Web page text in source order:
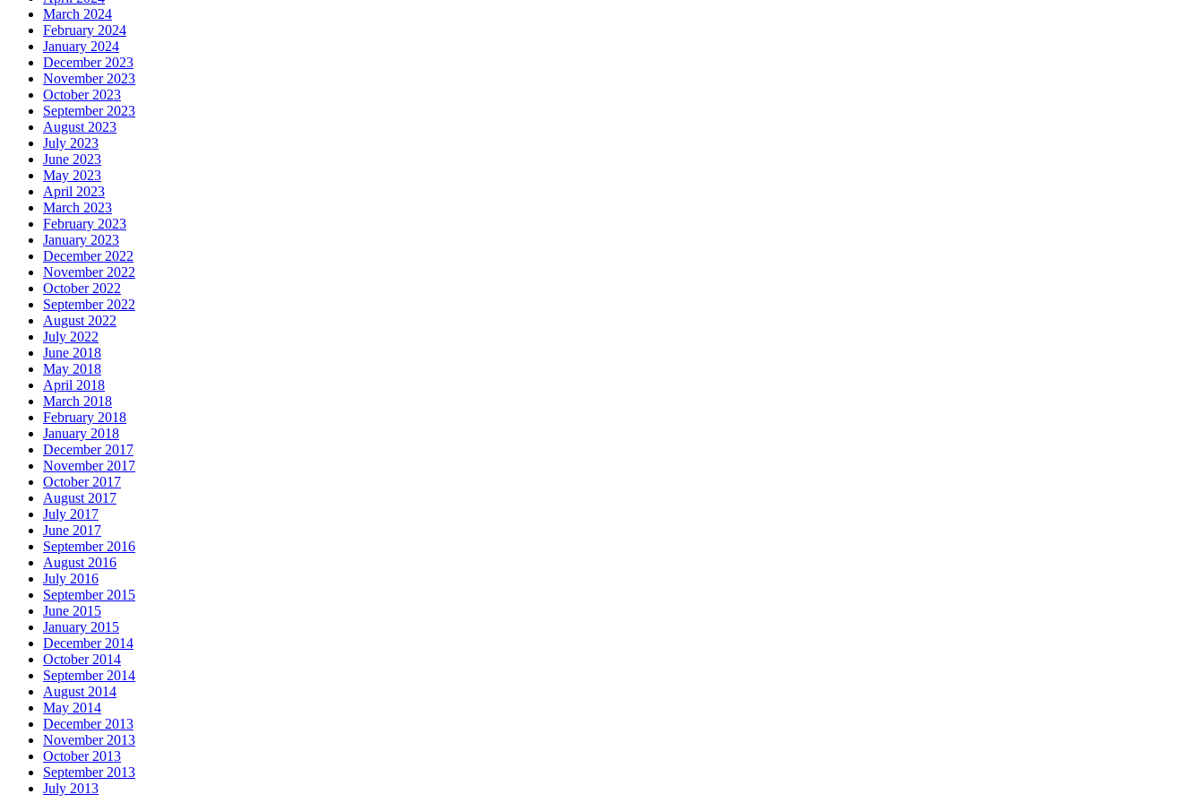
March 2024
February 2024
January 2024
December 2023
November 2023
October 2023
September 2023
August 2023
July 2023
June 2023
May 2023
April 2023
March 2023
February 2023
January 2023
December 2022
November 2022
October 2022
September 2022
August 2022
July 2022
June 2018
May 2018
April 2018
March 2018
February 2018
January 2018
December 2017
November 2017
October 2017
August 2017
July 2017
June 2017
September 2016
August 2016
July 2016
September 2015
June 2015
January 2015
December 2014
October 2014
September 2014
August 2014
May 2014
December 2013
November 2013
October 2013
September 2013
July 2013